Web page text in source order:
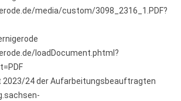
media/custom/3098_2316_1.PDF?
loadDocument.phtml?
2023/24 der Aufarbeitungsbeauftragten